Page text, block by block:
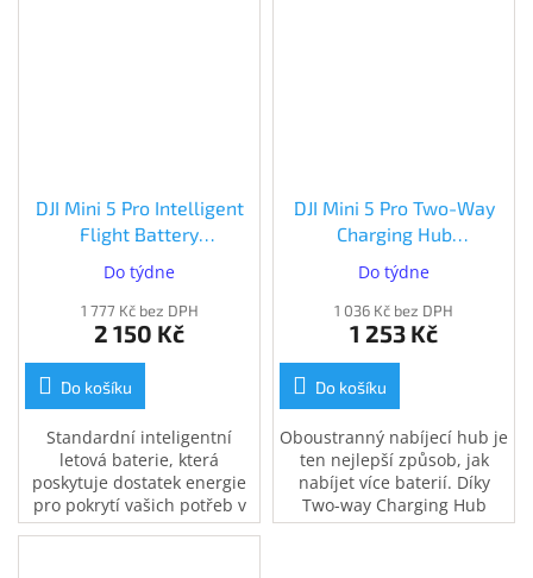
DJI Mini 5 Pro Intelligent
Flight Battery
(CP.MA.00000918.01)
Do týdne
1 777 Kč bez DPH
2 150 Kč
Do košíku
Standardní inteligentní
letová baterie, která
poskytuje dostatek energie
pro pokrytí vašich potřeb v
oblasti letecké fotografie.
DJI Mini 5 Pro Two-Way
Charging Hub
(CP.MA.00000879.01)
Do týdne
1 036 Kč bez DPH
1 253 Kč
Do košíku
Oboustranný nabíjecí hub je
ten nejlepší způsob, jak
nabíjet více baterií. Díky
Two-way Charging Hub
nabijete až tři baterie.